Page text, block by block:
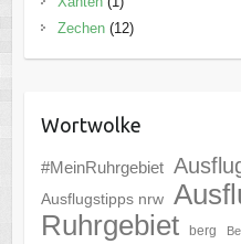
Zechen(12)
Wortwolke
#MeinRuhrgebiet
Ausflugstipps nrw
Ruhrgebiet
berg